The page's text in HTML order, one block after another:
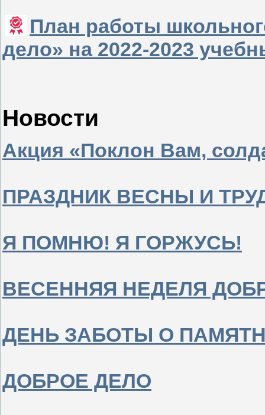
План работы
дело» на 2022-2023
Новости
Акция «Поклон Вам,
ПРАЗДНИК ВЕСНЫ И
Я ПОМНЮ! Я ГОРЖУСЬ!
ВЕСЕННЯЯ НЕДЕЛЯ
ДЕНЬ ЗАБОТЫ О
ДОБРОЕ ДЕЛО